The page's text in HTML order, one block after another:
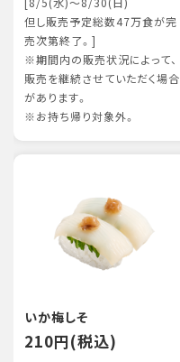
但し販売予定総数47万食が完
売次第終了。]
※期間内の販売状況によって、
販売を継続させていただく場合
があります。
※お持ち帰り対象外。
いか梅しそ
210円(税込)